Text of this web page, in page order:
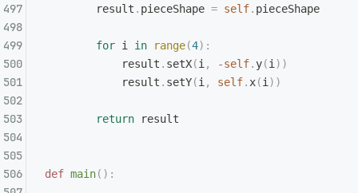
        result
. pieceShape = self. pieceShape
        for
i in range(4):
            result
. setX(i , -self. y(i ))
            result
. setY(i , self. x(i ))
        return
result
def main():